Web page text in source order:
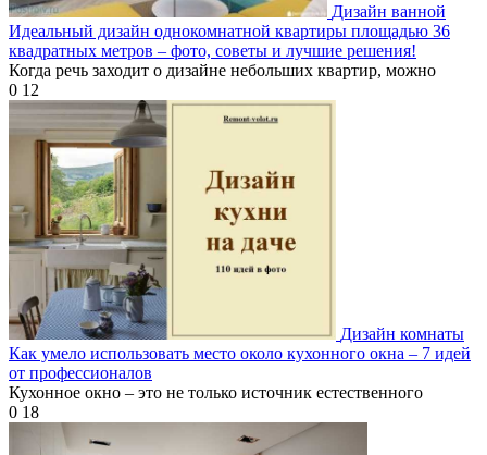
Дизайн ванной
Идеальный дизайн однокомнатной квартиры площадью 36
квадратных метров – фото, советы и лучшие решения!
Когда речь заходит о дизайне небольших квартир, можно
0 12
Дизайн комнаты
Как умело использовать место около кухонного окна – 7 идей
от профессионалов
Кухонное окно – это не только источник естественного
0 18